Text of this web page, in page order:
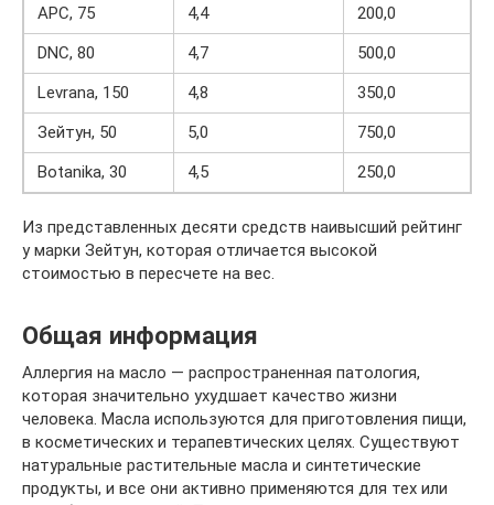
APC, 75 4,4
200,0
DNC, 80
4,7
500,0
Levrana, 150
4,8
350,0
Зейтун, 50
5,0
750,0
Botanika, 30
4,5 250,0
Из представленных десяти средств наивысший рейтинг
у марки Зейтун, которая отличается высокой
стоимостью в пересчете на вес.
Общая информация
Аллергия на масло — распространенная патология,
которая значительно ухудшает качество жизни
человека. Масла используются для приготовления пищи,
в косметических и терапевтических целях. Существуют
натуральные растительные масла и синтетические
продукты, и все они активно применяются для тех или